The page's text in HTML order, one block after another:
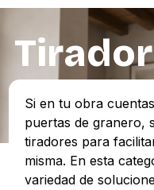
Si en tu obra
puertas de granero,
tiradores para
misma. En esta
variedad de